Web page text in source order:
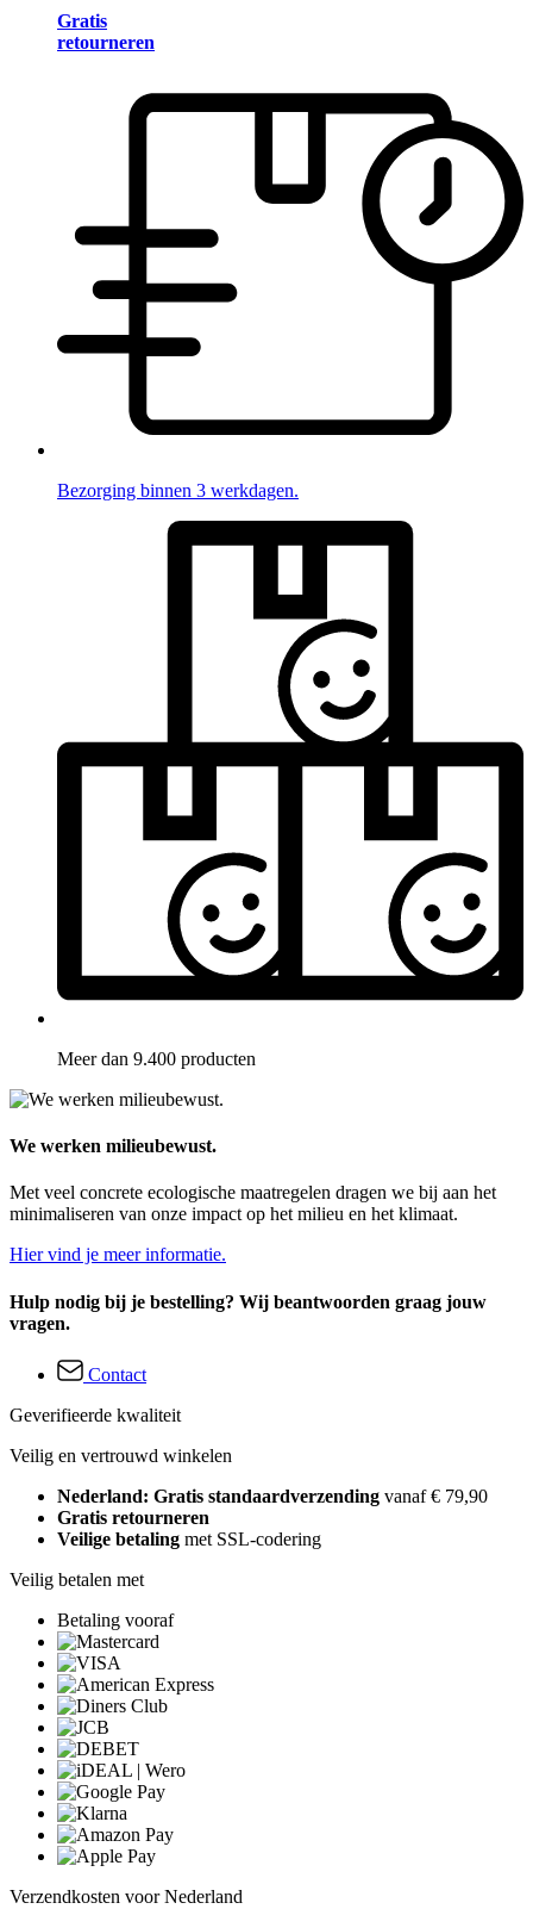
Gratis
retourneren
Bezorging binnen 3 werkdagen.
Meer dan 9.400 producten
We werken milieubewust.
Met veel concrete ecologische maatregelen dragen we bij aan het
minimaliseren van onze impact op het milieu en het klimaat.
Hier vind je meer informatie.
Hulp nodig bij je bestelling? Wij beantwoorden graag jouw
vragen.
Contact
Geverifieerde kwaliteit
Veilig en vertrouwd winkelen
Nederland: Gratis standaardverzending vanaf € 79,90
Gratis retourneren
Veilige betaling met SSL-codering
Veilig betalen met
Betaling vooraf
Verzendkosten voor Nederland